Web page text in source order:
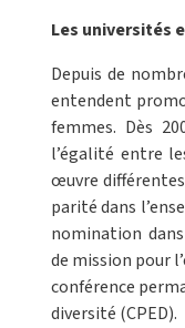
Les universités
Depuis de
entendent
femmes. Dès
l’égalité entre
œuvre
parité dans
nomination
de mission pour
conférence
diversité (CPED).